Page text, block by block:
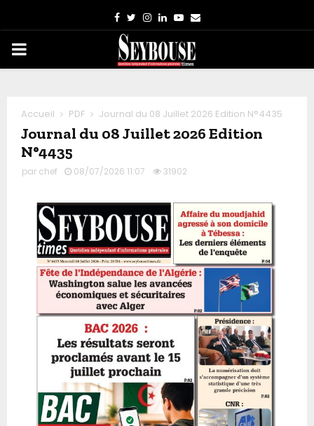
Facebook
TwitterInstagram
LinkedinYoutube
Email
PRIMARY
Accueil PDF Journal du 08 Juillet 2026 Edition N°4435
Journal du 08 Juillet 2026 Edition
N°4435
par chef 08/07/2026 11:07 31902